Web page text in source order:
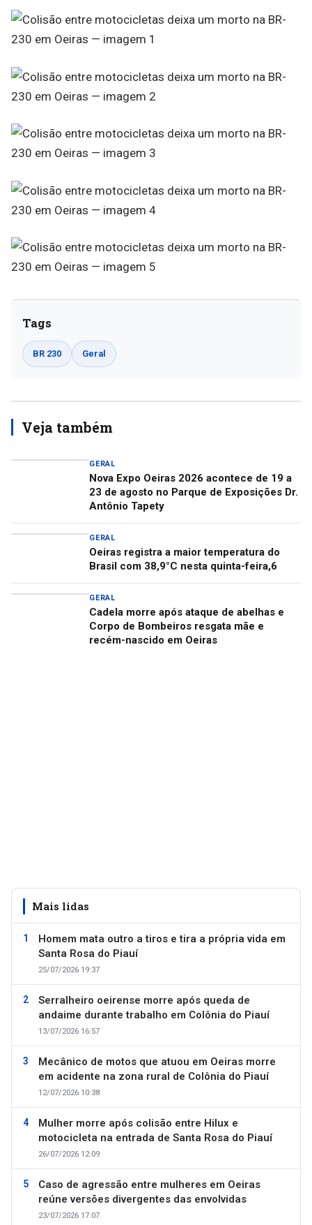
Tags
BR 230 Geral
Veja também
GERAL
Nova Expo Oeiras 2026 acontece de 19 a
23 de agosto no Parque de Exposições Dr.
Antônio Tapety
GERAL
Oeiras registra a maior temperatura do
Brasil com 38,9°C nesta quinta-feira,6
GERAL
Cadela morre após ataque de abelhas e
Corpo de Bombeiros resgata mãe e
recém-nascido em Oeiras
Mais lidas
Homem mata outro a tiros e tira a própria vida em
Santa Rosa do Piauí
25/07/2026 19:37
Serralheiro oeirense morre após queda de
andaime durante trabalho em Colônia do Piauí
13/07/2026 16:57
Mecânico de motos que atuou em Oeiras morre
em acidente na zona rural de Colônia do Piauí
12/07/2026 10:38
Mulher morre após colisão entre Hilux e
motocicleta na entrada de Santa Rosa do Piauí
26/07/2026 12:09
Caso de agressão entre mulheres em Oeiras
reúne versões divergentes das envolvidas
23/07/2026 17:07